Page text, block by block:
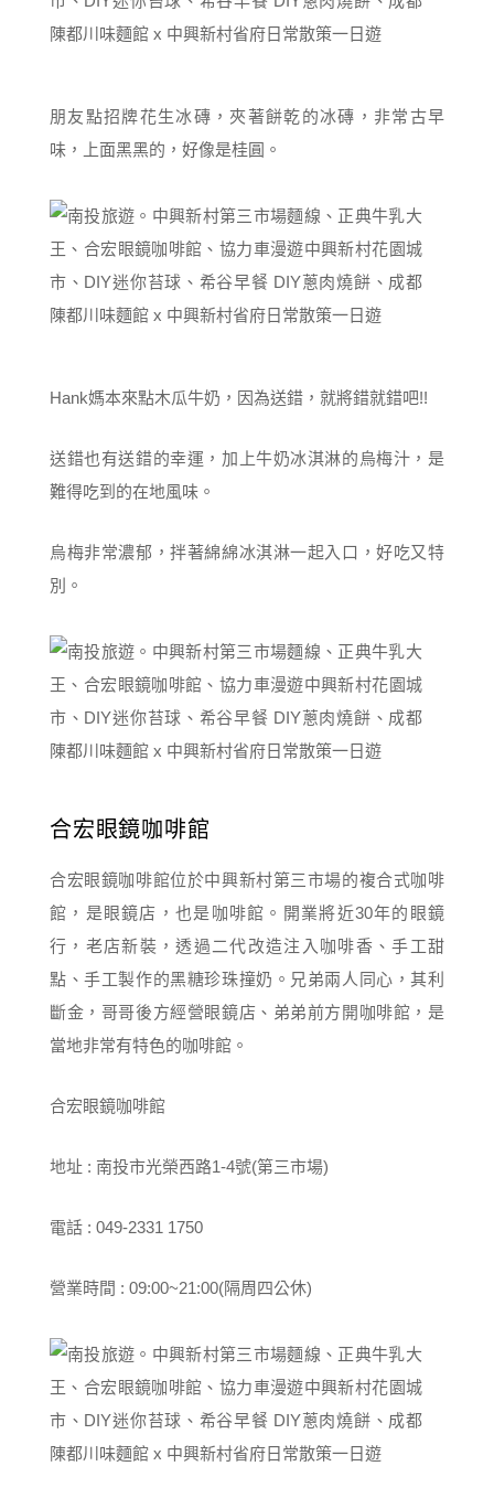
朋友點招牌花生冰磚，夾著餅乾的冰磚，非常古早
味，上面黑黑的，好像是桂圓。
Hank媽本來點木瓜牛奶，因為送錯，就將錯就錯吧!!
送錯也有送錯的幸運，加上牛奶冰淇淋的烏梅汁，是
難得吃到的在地風味。
烏梅非常濃郁，拌著綿綿冰淇淋一起入口，好吃又特
別。
合宏眼鏡咖啡館
合宏眼鏡咖啡館位於中興新村第三市場的複合式咖啡
館，是眼鏡店，也是咖啡館。開業將近30年的眼鏡
行，老店新裝，透過二代改造注入咖啡香、手工甜
點、手工製作的黑糖珍珠撞奶。兄弟兩人同心，其利
斷金，哥哥後方經營眼鏡店、弟弟前方開咖啡館，是
當地非常有特色的咖啡館。
合宏眼鏡咖啡館
地址 : 南投市光榮西路1-4號(第三市場)
電話 : 049-2331 1750
營業時間 : 09:00~21:00(隔周四公休)